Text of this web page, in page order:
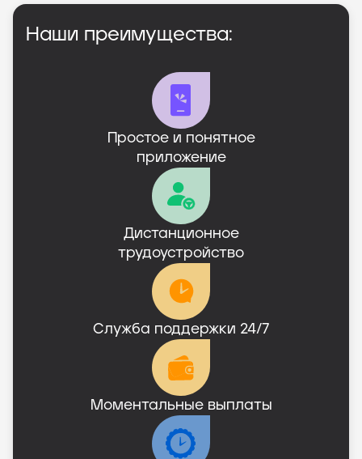
Наши преимущества:
Простое и понятное
приложение
Дистанционное
трудоустройство
Служба поддержки 24/7
Моментальные выплаты